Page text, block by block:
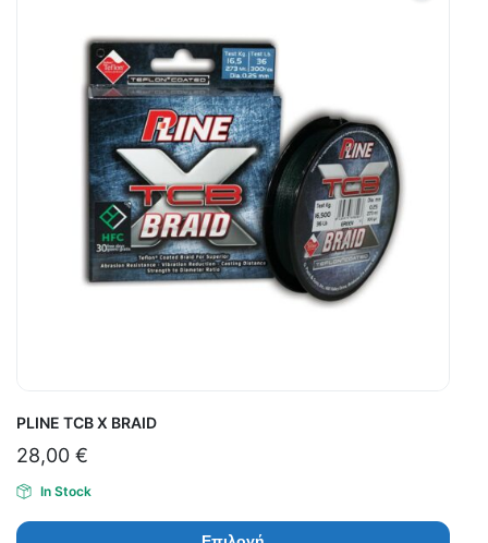
PLINE TCB X BRAID
28,00 €
In Stock